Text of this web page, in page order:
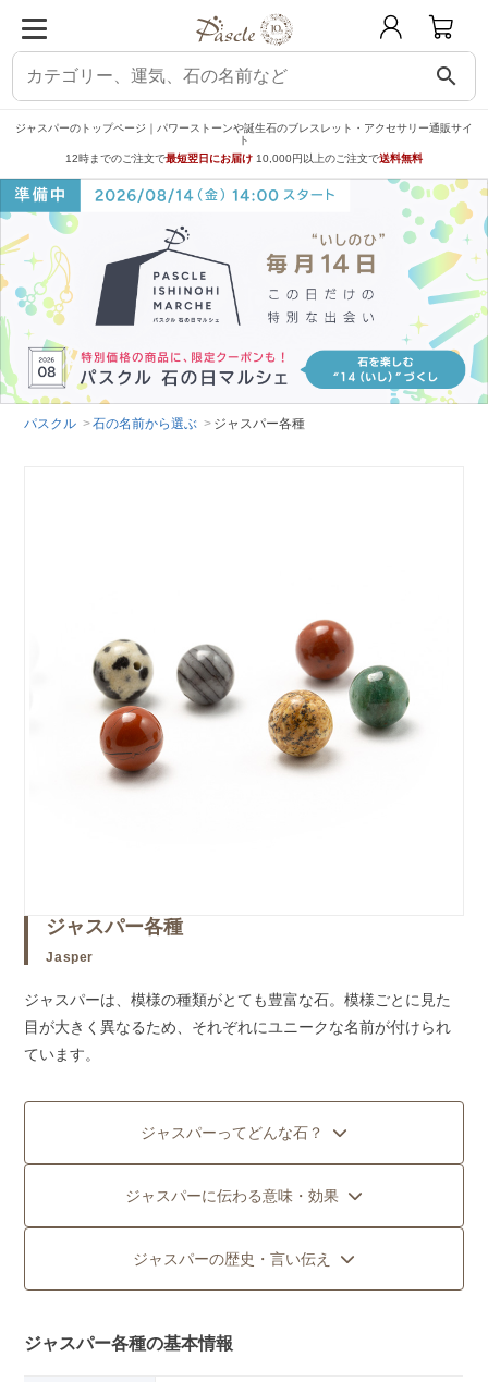
search
ジャスパーのトップページ｜パワーストーンや誕生石のブレスレット・アクセサリー通販サイ
ト
12時までのご注文で最短翌日にお届け 10,000円以上のご注文で送料無料
パスクル 石の名前から選ぶ ジャスパー各種
ジャスパー各種
Jasper
ジャスパーは、模様の種類がとても豊富な石。模様ごとに見た
目が大きく異なるため、それぞれにユニークな名前が付けられ
ています。
ジャスパーってどんな石？
ジャスパーに伝わる意味・効果
ジャスパーの歴史・言い伝え
ジャスパー各種の基本情報